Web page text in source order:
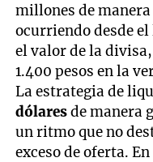
millones de manera
ocurriendo desde
el valor de la
1.400 pesos en la
La estrategia de
dólaresde manera
un ritmo que no
exceso de oferta.